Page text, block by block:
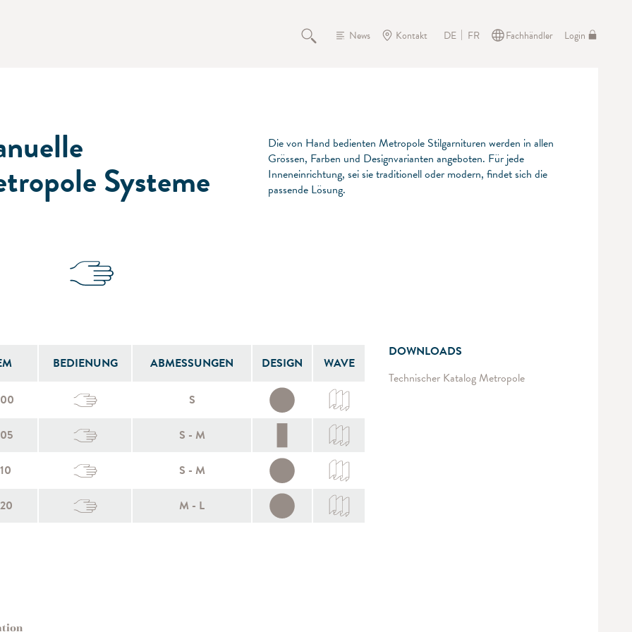
News Kontakt DE FR Fachhändler Login
Systeme
Die von Hand bedienten Metropole Stilgarnituren werden in allen
Grössen, Farben und Designvarianten angeboten. Für jede
Inneneinrichtung, sei sie traditionell oder modern, findet sich die
passende Lösung.
BEDIENUNG ABMESSUNGEN DESIGN WAVE
S
S - M
S - M
M - L
DOWNLOADS
Technischer Katalog Metropole